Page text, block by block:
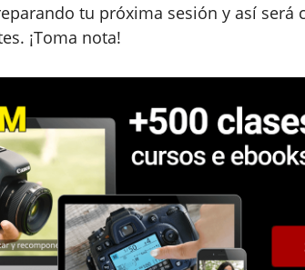
tu próxima sesión y así será
¡Toma nota!